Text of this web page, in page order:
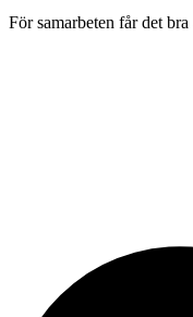
För samarbeten får det